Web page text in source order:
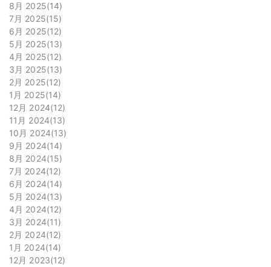
8月 2025 14
7月 2025 15
6月 2025 12
5月 2025 13
4月 2025 12
3月 2025 13
2月 2025 12
1月 2025 14
12月 2024 12
11月 2024 13
10月 2024 13
9月 2024 14
8月 2024 15
7月 2024 12
6月 2024 14
5月 2024 13
4月 2024 12
3月 2024 11
2月 2024 12
1月 2024 14
12月 2023 12